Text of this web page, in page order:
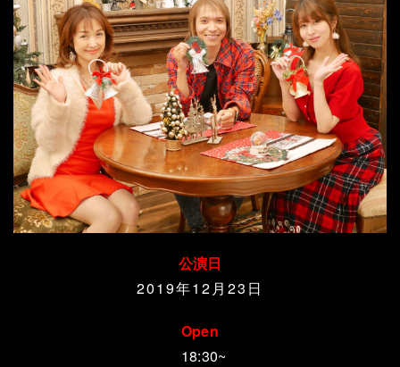
公演日
2019年12月23 日
Open
18:30~